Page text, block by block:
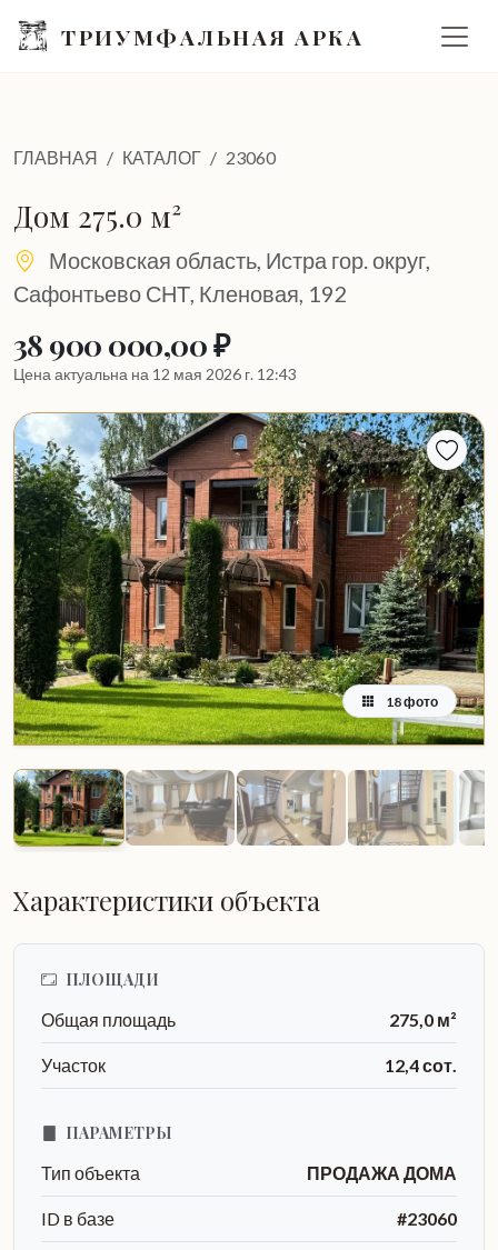
ТРИУМФАЛЬНАЯ АРКА
ГЛАВНАЯ КАТАЛОГ 23060
Дом 275.0 м²
Московская область, Истра гор. округ,
Сафонтьево СНТ, Кленовая, 192
38 900 000,00 ₽
Цена актуальна на 12 мая 2026 г. 12:43
18 фото
Характеристики объекта
ПЛОЩАДИ
Общая площадь
275,0 м²
Участок 12,4 сот.
ПАРАМЕТРЫ
Тип объекта
ПРОДАЖА ДОМА
ID в базе #23060